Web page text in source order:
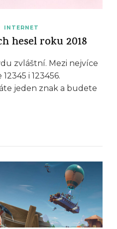
INTERNET
hesel roku 2018
zvláštní. Mezi nejvíce
i 123456.
jeden znak a budete